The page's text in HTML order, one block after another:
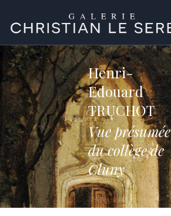
ACCUEIL
ŒUVRES
GALERIE
CONTACT
SEARCH SITE
Henri-
Edouard
TRUCHOT
Vue présumée
du collège de
Cluny